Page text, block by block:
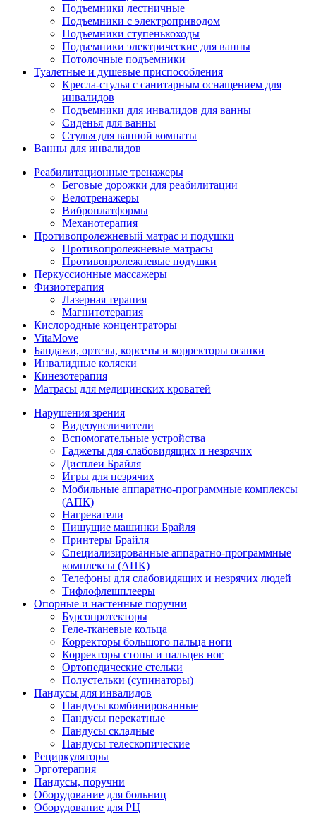
Подъемники лестничные
Подъемники с электроприводом
Подъемники ступенькоходы
Подъемники электрические для ванны
Потолочные подъемники
Туалетные и душевые приспособления
Кресла-стулья с санитарным оснащением для
инвалидов
Подъемники для инвалидов для ванны
Сиденья для ванны
Стулья для ванной комнаты
Ванны для инвалидов
Реабилитационные тренажеры
Беговые дорожки для реабилитации
Велотренажеры
Виброплатформы
Механотерапия
Противопролежневый матрас и подушки
Противопролежневые матрасы
Противопролежневые подушки
Перкуссионные массажеры
Физиотерапия
Лазерная терапия
Магнитотерапия
Кислородные концентраторы
VitaMove
Бандажи, ортезы, корсеты и корректоры осанки
Инвалидные коляски
Кинезотерапия
Матрасы для медицинских кроватей
Нарушения зрения
Видеоувеличители
Вспомогательные устройства
Гаджеты для слабовидящих и незрячих
Дисплеи Брайля
Игры для незрячих
Мобильные аппаратно-программные комплексы
(АПК)
Нагреватели
Пишущие машинки Брайля
Принтеры Брайля
Специализированные аппаратно-программные
комплексы (АПК)
Телефоны для слабовидящих и незрячих людей
Тифлофлешплееры
Опорные и настенные поручни
Бурсопротекторы
Геле-тканевые кольца
Корректоры большого пальца ноги
Корректоры стопы и пальцев ног
Ортопедические стельки
Полустельки (супинаторы)
Пандусы для инвалидов
Пандусы комбинированные
Пандусы перекатные
Пандусы складные
Пандусы телескопические
Рециркуляторы
Эрготерапия
Пандусы, поручни
Оборудование для больниц
Оборудование для РЦ